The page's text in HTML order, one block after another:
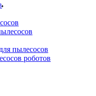
пылесосов
роботов